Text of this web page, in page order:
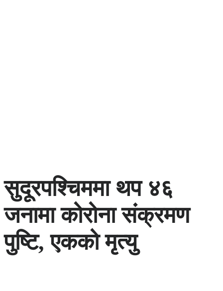
सुदूरपश्चिममा थप ४६
जनामा कोरोना संक्रमण
पुष्टि, एकको मृत्यु